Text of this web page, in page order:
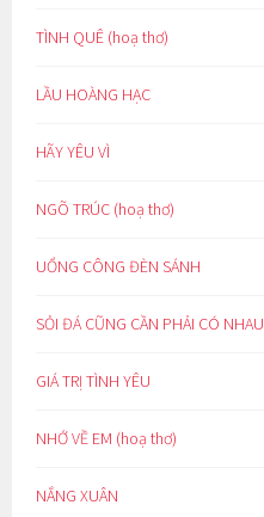
TÌNH QUÊ (hoạ thơ)
LẦU HOÀNG HẠC
HÃY YÊU VÌ
NGÕ TRÚC (hoạ thơ)
UỔNG CÔNG ĐÈN SÁNH
SỎI ĐÁ CŨNG CẦN PHẢI CÓ NHAU
GIÁ TRỊ TÌNH YÊU
NHỚ VỀ EM (hoạ thơ)
NẮNG XUÂN